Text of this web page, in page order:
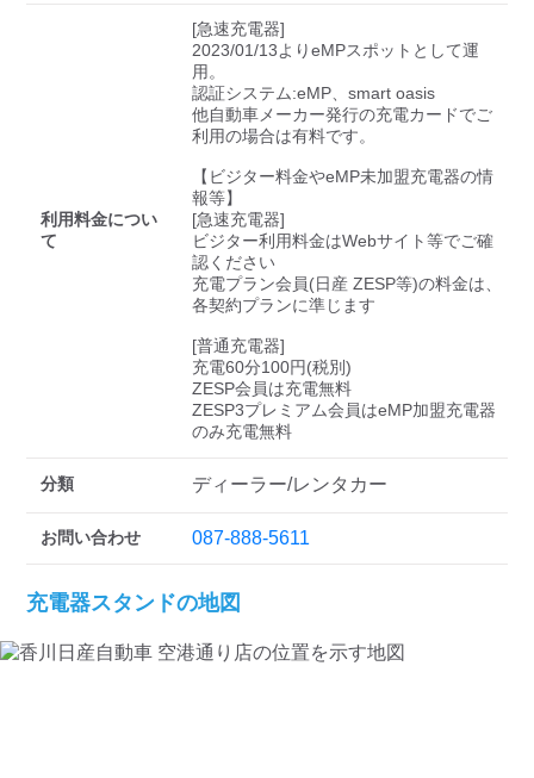
利用料金につい
て
[急速充電器]
2023/01/13よりeMPスポットとして運
用。
認証システム:eMP、smart oasis
他自動車メーカー発行の充電カードでご
利用の場合は有料です。
【ビジター料金やeMP未加盟充電器の情
報等】
[急速充電器]
ビジター利用料金はWebサイト等でご確
認ください
充電プラン会員(日産 ZESP等)の料金は、
各契約プランに準じます
[普通充電器]
充電60分100円(税別)
ZESP会員は充電無料
ZESP3プレミアム会員はeMP加盟充電器
のみ充電無料
分類 ディーラー/レンタカー
お問い合わせ 087-888-5611
充電器スタンドの地図